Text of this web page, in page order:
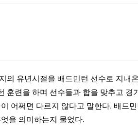
의 유년시절을 배드민턴 선수로 지내
훈련을 하며 선수들과 합을 맞추고 경
어쩌면 다르지 않다고 말한다. 배드
을 의미하는지 물었다.